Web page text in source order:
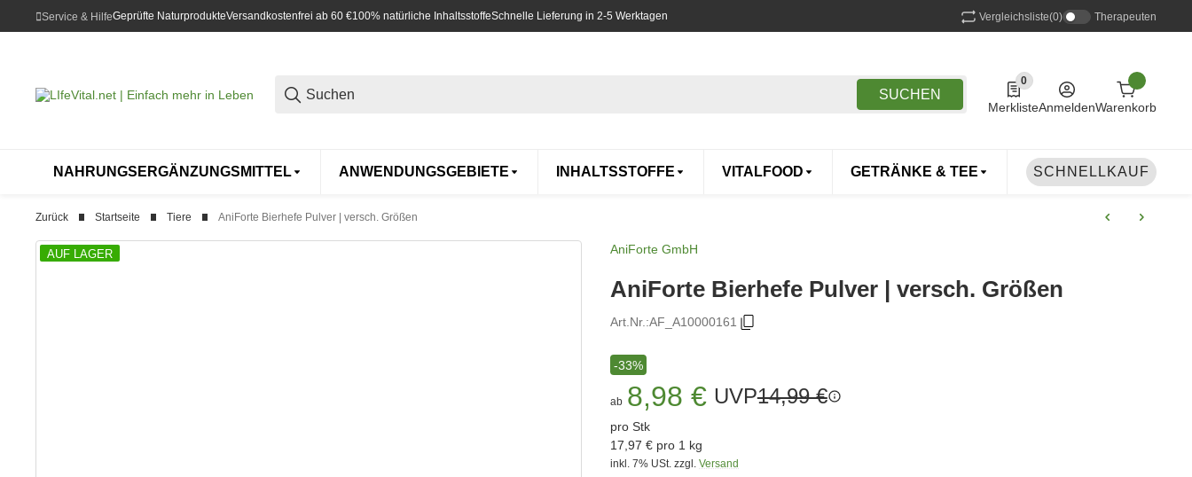
Service & HilfeGeprüfte NaturprodukteVersandkostenfrei ab 60 €100% natürliche InhaltsstoffeSchnelle Lieferung in 2-5 Werktagen Vergleichsliste(0) Therapeuten
SUCHEN
0
0 Produkte in der Liste
MerklisteAnmeldenWarenkorb
NAHRUNGSERGÄNZUNGSMITTEL ANWENDUNGSGEBIETE INHALTSSTOFFE VITALFOOD GETRÄNKE & TEE DROGERIE TIERE
SCHNELLKAUF
Zurück Startseite Tiere AniForte Bierhefe Pulver | versch. Größen
AUF LAGER AniForte GmbH
AniForte Bierhefe Pulver | versch. Größen
Art.Nr.:AF_A10000161
-33%
ab 8,98 € UVP14,99 €
pro Stk
17,97 € pro 1 kg
inkl. 7% USt. zzgl. Versand